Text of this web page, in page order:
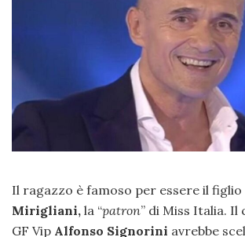
Il ragazzo è famoso per essere il figlio
Mirigliani, la “patron” di Miss Italia.
GF Vip Alfonso Signorini avrebbe